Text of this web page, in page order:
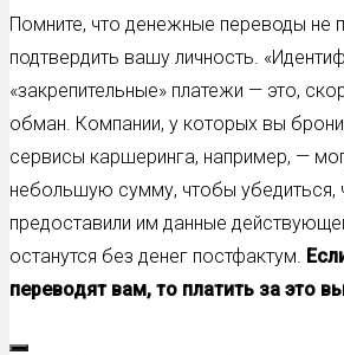
Помните, что денежные переводы не
подтвердить вашу личность.
«закрепительные» платежи — это,
обман. Компании, у которых вы
сервисы каршеринга, например, —
небольшую сумму, чтобы убедиться,
предоставили им данные
останутся без денег постфактум.
переводят вам, то платить за это